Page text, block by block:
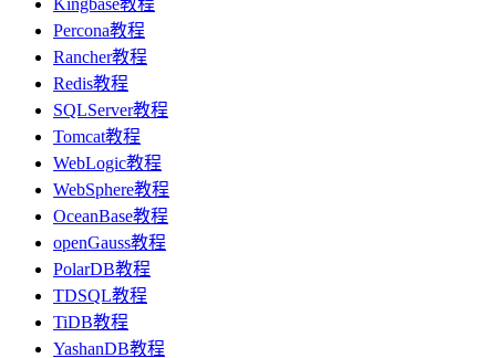
Percona教程
Rancher教程
Redis教程
SQLServer教程
Tomcat教程
WebLogic教程
WebSphere教程
OceanBase教程
openGauss教程
PolarDB教程
TDSQL教程
TiDB教程
YashanDB教程